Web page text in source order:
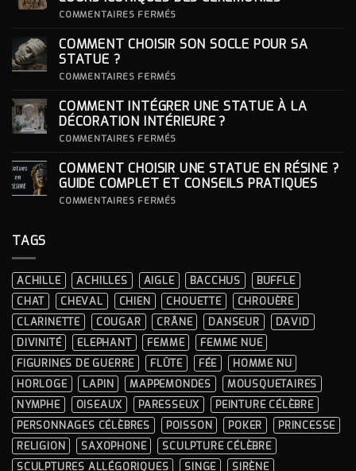
COMMENTAIRES FERMÉS
POUR
ICONIQUES
DES
CÉRÉMONIES
COMMENT CHOISIR SON SOCLE POUR SA
STATUE ?
COMMENTAIRES FERMÉS
SON
SOCLE
POUR
COMMENT INTÉGRER UNE STATUE À LA
DÉCORATION INTÉRIEURE ?
COMMENTAIRES FERMÉS
UNE
STATUE
À
COMMENT CHOISIR UNE STATUE EN RÉSINE ?
GUIDE COMPLET ET CONSEILS PRATIQUES
COMMENTAIRES FERMÉS
?
GUIDE
COMPLET
ET
CONSEILS
PRATIQUES
TAGS
ACHILLE ACHILLES AIGLE BACCHUS
BUFFLE
CHAT
CHEVAL CHIEN CHOUETTE
CHROUÈRE
CLARINETTE
COUGAR CRÂNE DANSEUR
DAVID
DIVINITÉ
ELEPHANT FEMME
FEMME NUE
FIGURINES DE GUERRE
FLÛTE FÉE
HOMME NU
HORLOGE
LAPIN MAPPEMONDES
MOUSQUETAIRES
NYMPHE
OISEAUX PARESSEUX
PEINTURE CÉLÈBRE
PERSONNAGES CÉLÈBRES
POISSON POKER
PRINCESSE
RELIGION
SAXOPHONE
SCULPTURE CÉLÈBRE
SCULPTURES ALLÉGORIQUES
SINGE SIRÈNE